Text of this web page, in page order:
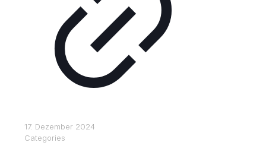
17. Dezember 2024
Categories